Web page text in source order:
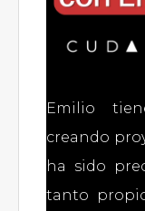
Emilio
creando
ha sido
tanto